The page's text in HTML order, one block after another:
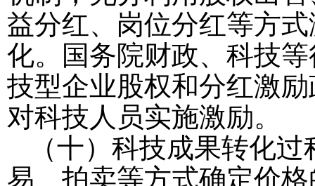
益分红、岗位分红等方
化。国务院财政、科技
技型企业股权和分红激
对科技人员实施激励。
（十）科技成果转化
易、拍卖等方式确定价